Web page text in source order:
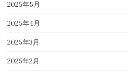
2025年5月
2025年4月
2025年3月
2025年2月